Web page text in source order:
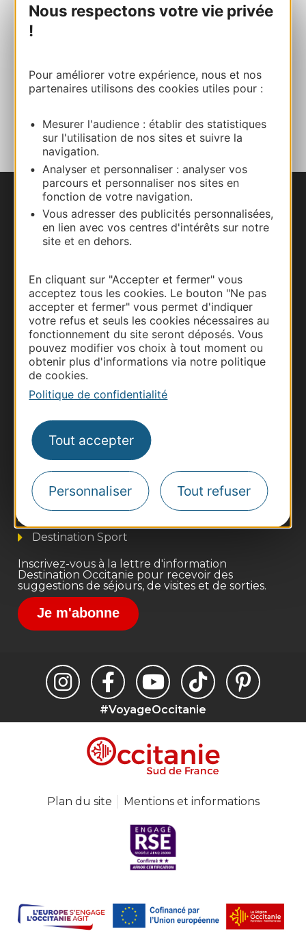
Nous respectons votre vie privée
!
Pour améliorer votre expérience, nous et nos
partenaires utilisons des cookies utiles pour :
Mesurer l'audience : établir des statistiques
sur l'utilisation de nos sites et suivre la
navigation.
Analyser et personnaliser : analyser vos
parcours et personnaliser nos sites en
fonction de votre navigation.
Vous adresser des publicités personnalisées,
en lien avec vos centres d'intérêts sur notre
site et en dehors.
En cliquant sur "Accepter et fermer" vous
acceptez tous les cookies. Le bouton "Ne pas
accepter et fermer" vous permet d'indiquer
votre refus et seuls les cookies nécessaires au
fonctionnement du site seront déposés. Vous
pouvez modifier vos choix à tout moment ou
obtenir plus d'informations via notre politique
de cookies.
Politique de confidentialité
Tout accepter
Personnaliser Tout refuser
Site internet
AU CARNET
Nous contacter
Carte interactive
Thermalisme
Business/Mice
Pros d'Occitanie
Site presse et d'influence
Destination Sport
Inscrivez-vous à la lettre d'information
Destination Occitanie pour recevoir des
suggestions de séjours, de visites et de sorties.
Je m'abonne
#VoyageOccitanie
Plan du site Mentions et informations